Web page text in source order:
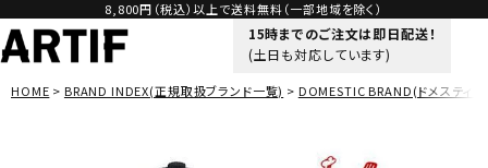
8,800円（税込）以上で送料無料（一部地域を除く）
15時までのご注文は即日配送！
(土日も対応しています)
HOME BRAND INDEX(正規取扱ブランド一覧) DOMESTIC BRAND(ドメスティッ